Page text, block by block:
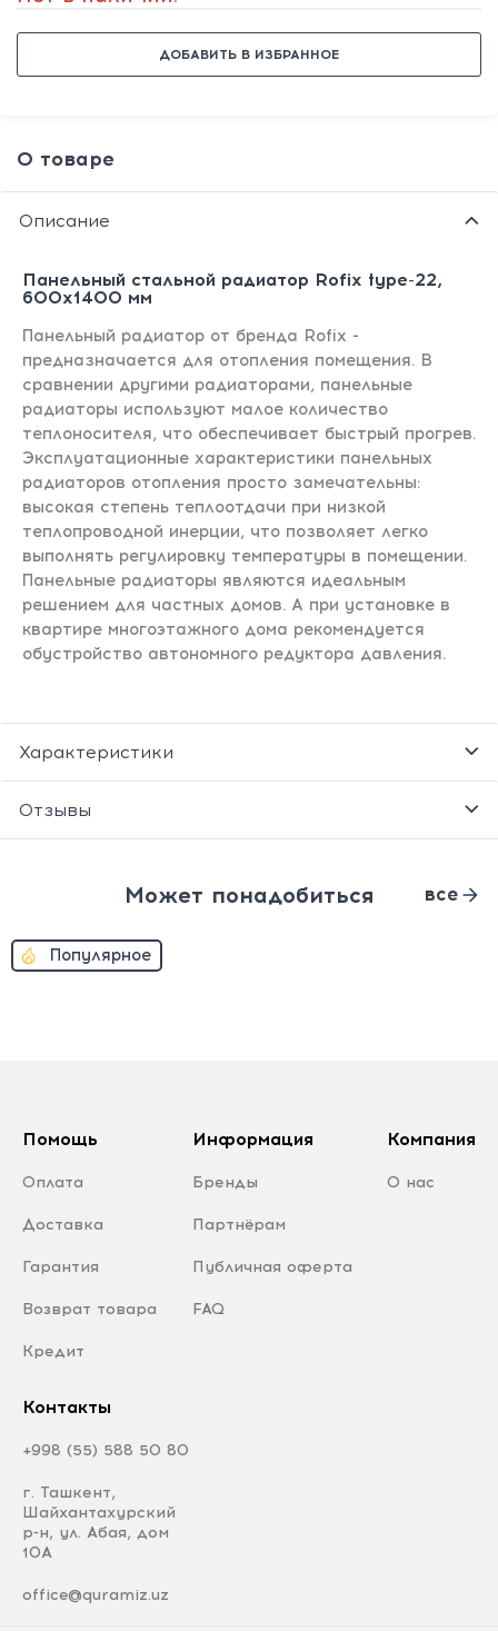
ДОБАВИТЬ В ИЗБРАННОЕ
О товаре
Описание
Панельный стальной радиатор Rofix type-22,
600х1400 мм
Панельный радиатор от бренда Rofix -
предназначается для отопления помещения. В
сравнении другими радиаторами, панельные
радиаторы используют малое количество
теплоносителя, что обеспечивает быстрый прогрев.
Эксплуатационные характеристики панельных
радиаторов отопления просто замечательны:
высокая степень теплоотдачи при низкой
теплопроводной инерции, что позволяет легко
выполнять регулировку температуры в помещении.
Панельные радиаторы являются идеальным
решением для частных домов. А при установке в
квартире многоэтажного дома рекомендуется
обустройство автономного редуктора давления.
Характеристики
Отзывы
Может понадобиться все
Популярное
Помощь
Оплата
Доставка
Гарантия
Возврат товара
Кредит
Информация
Бренды
Партнёрам
Публичная оферта
FAQ
Компания
О нас
Контакты
+998 (55) 588 50 80
г. Ташкент,
Шайхантахурский
р-н, ул. Абая, дом
10А
office@quramiz.uz